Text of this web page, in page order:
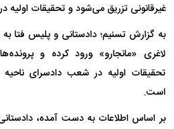
غیرقانونی تزریق می‌شود و تحقیقات اولیه
به گزارش تسنیم؛ دادستانی و پلیس فتا
لاغری «مانجارو» ورود کرده و
است.
بر اساس اطلاعات به دست آمده،